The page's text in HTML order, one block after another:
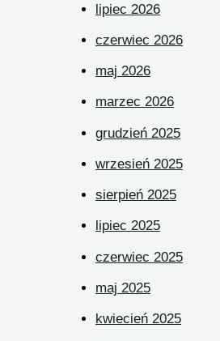
lipiec 2026
czerwiec 2026
maj 2026
marzec 2026
grudzień 2025
wrzesień 2025
sierpień 2025
lipiec 2025
czerwiec 2025
maj 2025
kwiecień 2025